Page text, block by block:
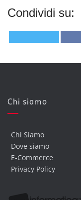
Condividi su:
Chi siamo
Chi Siamo
Dove siamo
E-Commerce
Privacy Policy